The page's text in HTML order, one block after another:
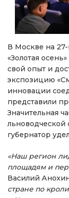
В Москве на
«Золотая
свой опыт и
экспозицию
инновации
представили
Значительная
льноводческой
губернатор
«Наш регион
площадям и
Василий
стране по